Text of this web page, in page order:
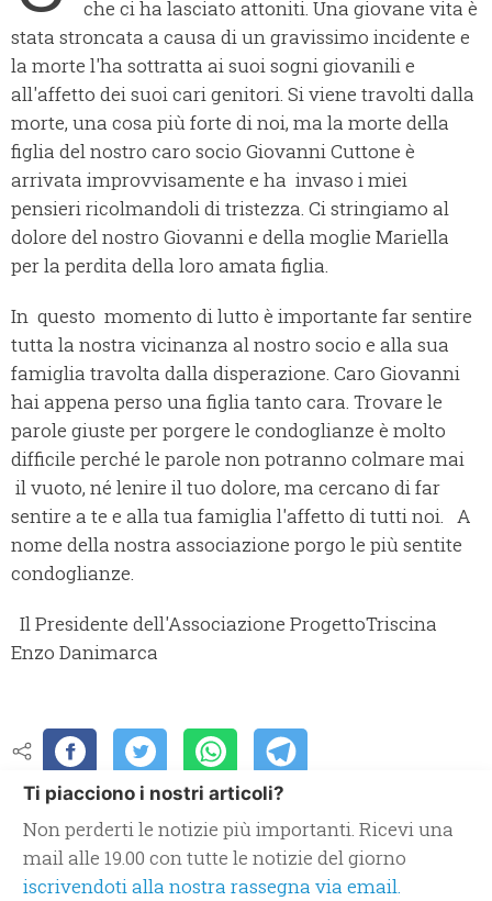
che ci ha lasciato attoniti. Una giovane vita è
stata stroncata a causa di un gravissimo incidente e
la morte l'ha sottratta ai suoi sogni giovanili e
all'affetto dei suoi cari genitori. Si viene travolti dalla
morte, una cosa più forte di noi, ma la morte della
figlia del nostro caro socio Giovanni Cuttone è
arrivata improvvisamente e ha invaso i miei
pensieri ricolmandoli di tristezza. Ci stringiamo al
dolore del nostro Giovanni e della moglie Mariella
per la perdita della loro amata figlia.
In questo momento di lutto è importante far sentire
tutta la nostra vicinanza al nostro socio e alla sua
famiglia travolta dalla disperazione. Caro Giovanni
hai appena perso una figlia tanto cara. Trovare le
parole giuste per porgere le condoglianze è molto
difficile perché le parole non potranno colmare mai
il vuoto, né lenire il tuo dolore, ma cercano di far
sentire a te e alla tua famiglia l'affetto di tutti noi. A
nome della nostra associazione porgo le più sentite
condoglianze.
Il Presidente dell'Associazione ProgettoTriscina
Enzo Danimarca
Ti piacciono i nostri articoli?
Non perderti le notizie più importanti. Ricevi una
mail alle 19.00 con tutte le notizie del giorno
iscrivendoti alla nostra rassegna via email.